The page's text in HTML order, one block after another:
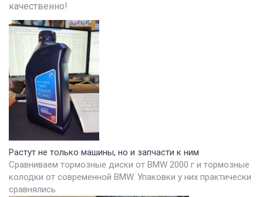
качественно!
Растут не только машины, но и запчасти к ним
Сравниваем тормозные диски от BMW 2000 г и тормозные
колодки от современной BMW. Упаковки у них практически
сравнялись